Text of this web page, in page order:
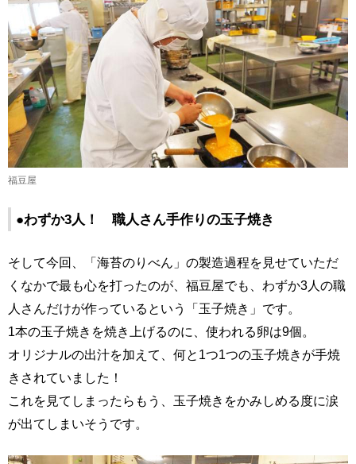
福豆屋
●わずか3人！ 職人さん手作りの玉子焼き
そして今回、「海苔のりべん」の製造過程を見せていただ
くなかで最も心を打ったのが、福豆屋でも、わずか3人の職
人さんだけが作っているという「玉子焼き」です。
1本の玉子焼きを焼き上げるのに、使われる卵は9個。
オリジナルの出汁を加えて、何と1つ1つの玉子焼きが手焼
きされていました！
これを見てしまったらもう、玉子焼きをかみしめる度に涙
が出てしまいそうです。